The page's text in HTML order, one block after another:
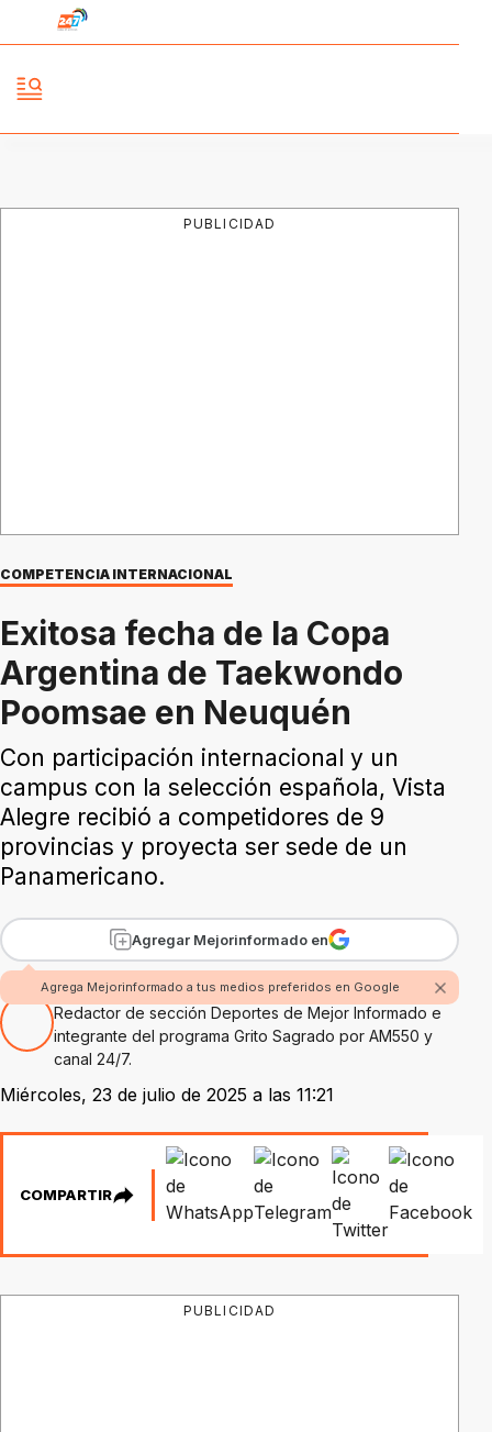
PUBLICIDAD
COMPETENCIA INTERNACIONAL
Exitosa fecha de la Copa
Argentina de Taekwondo
Poomsae en Neuquén
Con participación internacional y un
campus con la selección española, Vista
Alegre recibió a competidores de 9
provincias y proyecta ser sede de un
Panamericano.
Agregar Mejorinformado en
Agrega Mejorinformado a tus medios preferidos en Google
Por Pablo Chagumil
Redactor de sección Deportes de Mejor Informado e
integrante del programa Grito Sagrado por AM550 y
canal 24/7.
Miércoles, 23 de julio de 2025 a las 11:21
COMPARTIR
PUBLICIDAD